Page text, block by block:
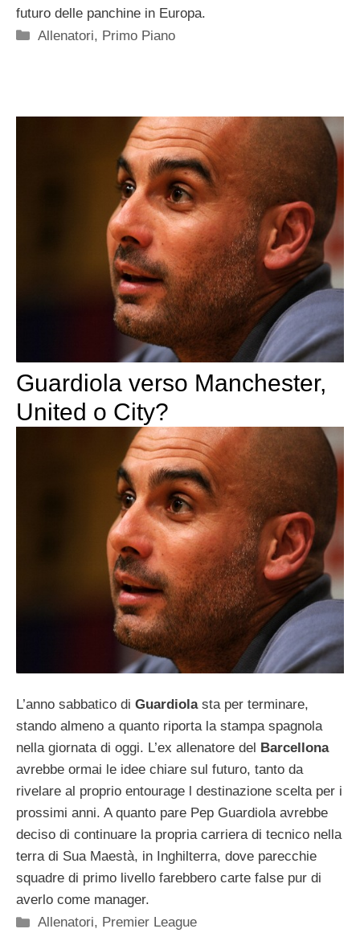
futuro delle panchine in Europa.
Categorie
Allenatori, Primo Piano
Guardiola verso Manchester,
United o City?
L’anno sabbatico di Guardiolasta per terminare,
stando almeno a quanto riporta la stampa spagnola
nella giornata di oggi. L’ex allenatore del
Barcellona
avrebbe ormai le idee chiare sul futuro, tanto da
rivelare al proprio entourage l destinazione scelta per i
prossimi anni. A quanto pare Pep Guardiola avrebbe
deciso di continuare la propria carriera di tecnico nella
terra di Sua Maestà, in Inghilterra, dove parecchie
squadre di primo livello farebbero carte false pur di
averlo come manager.
Categorie
Allenatori, Premier League